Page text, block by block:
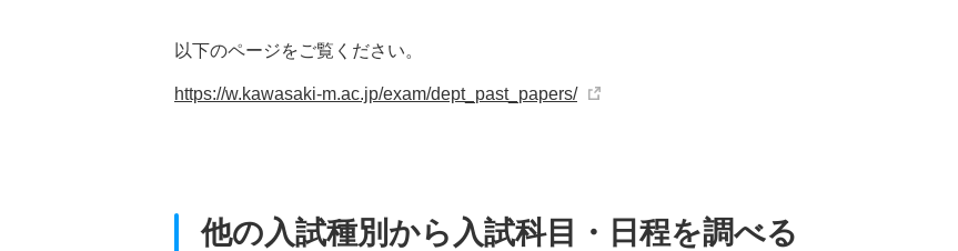
以下のページをご覧ください。
https://w.kawasaki-m.ac.jp/exam/dept_past_papers/
他の入試種別から入試科目・日程を調べる